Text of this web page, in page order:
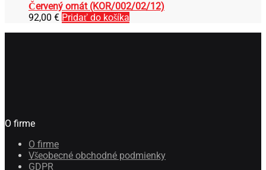
Červený ornát (KOR/002/02/12)
92,00 € Pridať do košíka
O firme
O firme
Všeobecné obchodné podmienky
GDPR